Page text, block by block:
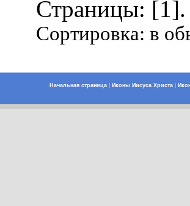
Страницы:
Сортировка: в
Начальная страница| Иконы Иисуса Христа|